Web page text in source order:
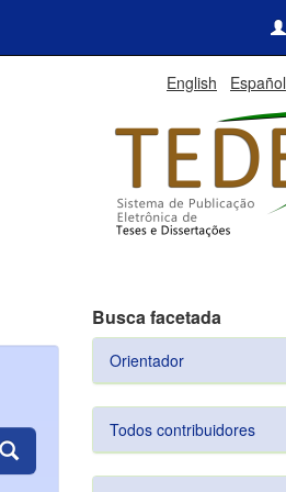
English Español
Busca facetada
Orientador
Todos contribuidores